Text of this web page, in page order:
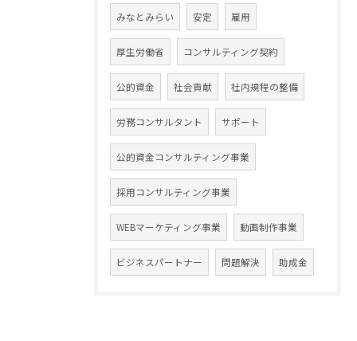
みなとみらい 安定 雇用
厚生労働省 コンサルティング契約
公的資金 社会貢献 社内規程の整備
労務コンサルタント サポート
公的資金コンサルティング事業
採用コンサルティング事業
WEBマーケティング事業 動画制作事業
ビジネスパートナー 問題解決 助成金